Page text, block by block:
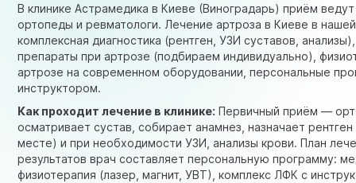
В клинике Астрамедика в Киеве (Виноградарь) приём
ортопеды и ревматологи. Лечение артроза в Киеве в
комплексная диагностика (рентген, УЗИ суставов,
препараты при артрозе (подбираем индивидуально),
артрозе на современном оборудовании, персональные
инструктором.
Как проходит лечение в клинике: Первичный приём —
осматривает сустав, собирает анамнез, назначает
месте) и при необходимости УЗИ, анализы крови. План
результатов врач составляет персональную программу:
физиотерапия (лазер, магнит, УВТ), комплекс ЛФК с